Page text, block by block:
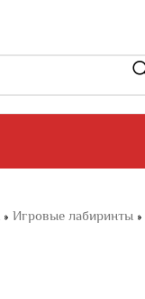
» Игровые лабиринты »